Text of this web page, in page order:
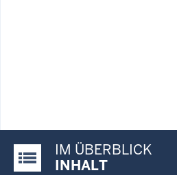
Justiz-Portal im Überblick:
IM ÜBERBLICK
INHALT